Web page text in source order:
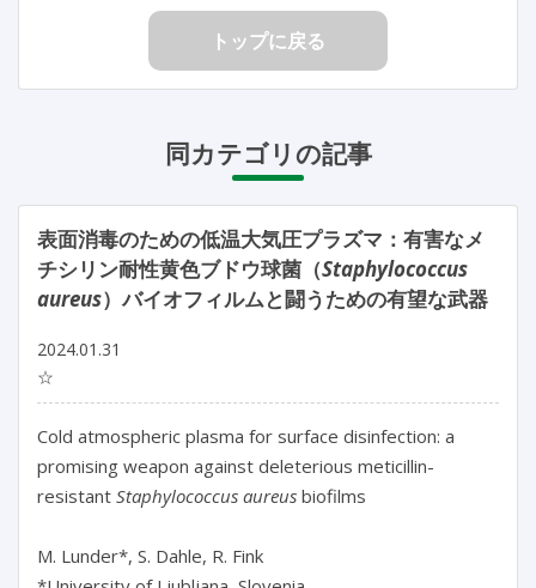
トップに戻る
同カテゴリの記事
表面消毒のための低温大気圧プラズマ：有害なメ
チシリン耐性黄色ブドウ球菌（Staphylococcus
aureus）バイオフィルムと闘うための有望な武器
2024.01.31
☆
Cold atmospheric plasma for surface disinfection: a
promising weapon against deleterious meticillin-
resistant Staphylococcus aureus biofilms
M. Lunder*, S. Dahle, R. Fink